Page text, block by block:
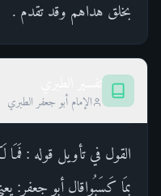
بخلق هداهم وقد تقدم .
الإمام أبو جعفر الطبري
القول في تأويل قوله : فَمَا
بِمَا كَسَبُواقال أبو جعفر: